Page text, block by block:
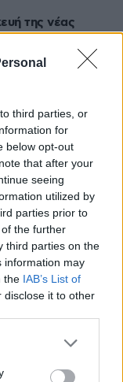
third parties, or
for
below opt-out
that after your
seeing
utilized by
parties prior to
the further
third parties on the
information may
the IAB’s List of
disclose it to other
or more Google
You may click to
της νέας
Οίκο
φαγητά
διευθύνοντα
την επίσημη